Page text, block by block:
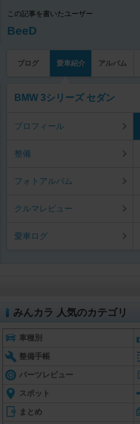
この記事を書いたユーザー
BeeD
ブログ 愛車紹介 アルバム
BMW 3シリーズ セダン
プロフィール
整備
フォトアルバム
クルマレビュー
愛車ログ
みんカラ 人気のカテゴリ
車種別
整備手帳
パーツレビュー
スポット
まとめ